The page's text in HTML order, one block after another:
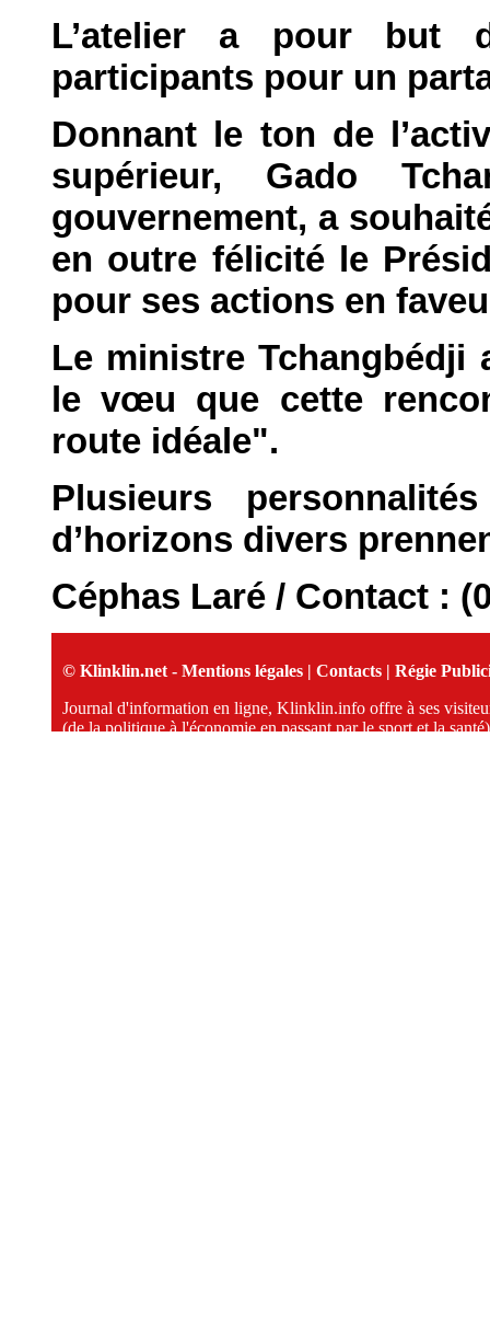
L’atelier a pour but
participants pour un
Donnant le ton de
supérieur, Gado
gouvernement, a
en outre félicité le
pour ses actions en
Le ministre
le vœu que cette
route idéale".
Plusieurs
d’horizons divers
Céphas Laré / Contact :
© Klinklin.net - Mentions légales | Contacts | Régie
Journal d'information en ligne, Klinklin.info offre à ses
(de la politique à l'économie en passant par le sport et la